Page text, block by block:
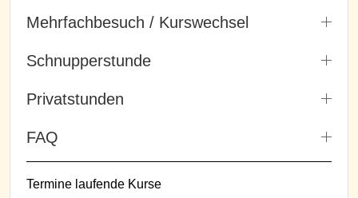
Mehrfachbesuch / Kurswechsel
Schnupperstunde
Privatstunden
FAQ
Termine laufende Kurse